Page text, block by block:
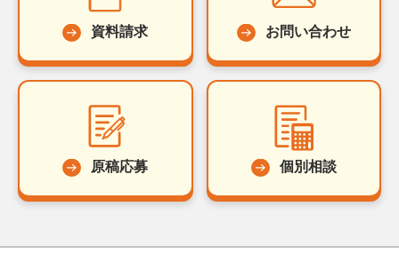
資料請求 お問い合わせ
原稿応募 個別相談